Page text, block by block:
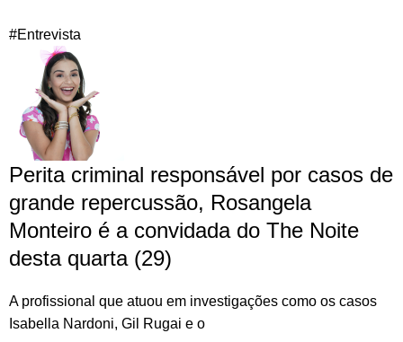
#Entrevista
Perita criminal responsável por casos de
grande repercussão, Rosangela
Monteiro é a convidada do The Noite
desta quarta (29)
A profissional que atuou em investigações como os casos
Isabella Nardoni, Gil Rugai e o